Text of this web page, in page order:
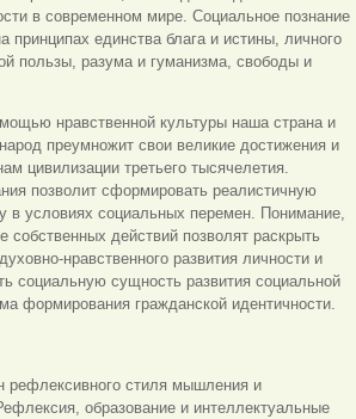
в современном мире. Социальное познание
принципах единства блага и истины, личного
пользы, разума и гуманизма, свободы и
нравственной культуры наша страна и
преумножит свои великие достижения и
цивилизации третьего тысячелетия.
позволит сформировать реалистичную
в условиях социальных перемен. Понимание,
собственных действий позволят раскрыть
нравственного развития личности и
социальную сущность развития социальной
формирования гражданской идентичности.
стиля мышления и
образование и интеллектуальные